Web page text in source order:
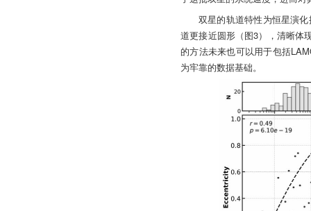
双星的轨道特性为恒星演
道更接近圆形（图3），清晰体
的方法未来也可以用于包括
为牢靠的数据基础。